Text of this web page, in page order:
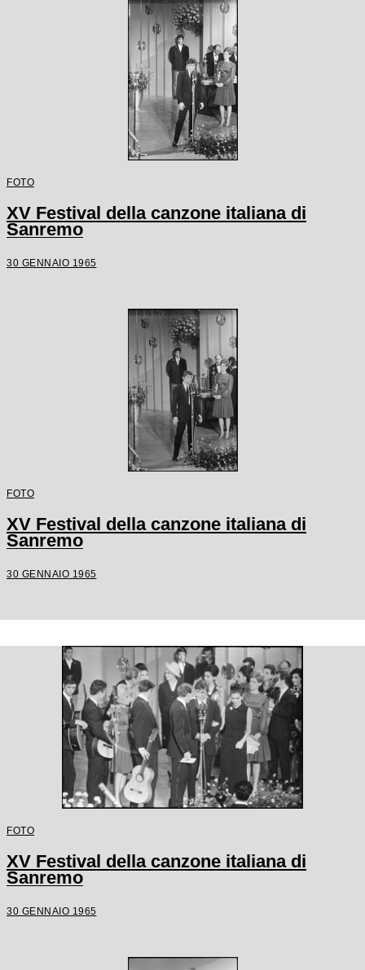
FOTO
XV Festival della canzone italiana di
Sanremo
30 GENNAIO 1965
FOTO
XV Festival della canzone italiana di
Sanremo
30 GENNAIO 1965
FOTO
XV Festival della canzone italiana di
Sanremo
30 GENNAIO 1965